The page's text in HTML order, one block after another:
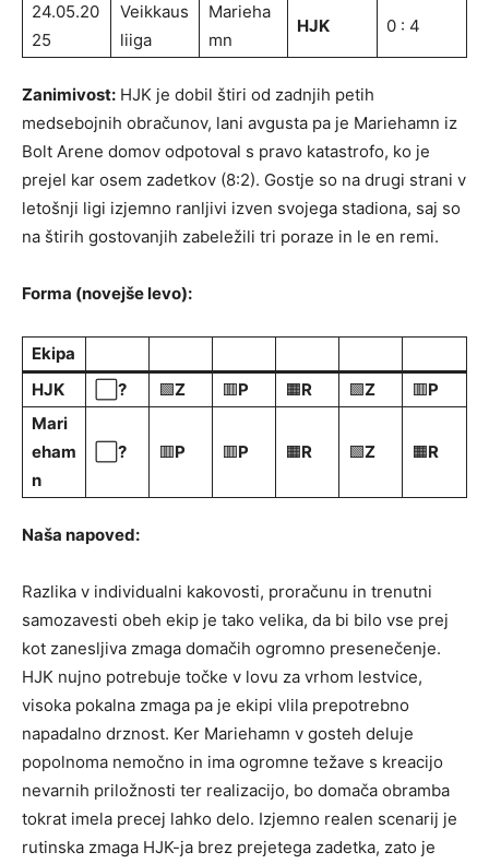
24.05.20
25
Veikkaus
liiga
Marieha
mn
HJK 0 : 4
Zanimivost: HJK je dobil štiri od zadnjih petih
medsebojnih obračunov, lani avgusta pa je Mariehamn iz
Bolt Arene domov odpotoval s pravo katastrofo, ko je
prejel kar osem zadetkov (8:2). Gostje so na drugi strani v
letošnji ligi izjemno ranljivi izven svojega stadiona, saj so
na štirih gostovanjih zabeležili tri poraze in le en remi.
Forma (novejše levo):
Ekipa
HJK
? 🟩Z 🟥P 🟧R 🟩Z 🟥P
Mari
eham
n
? 🟥P 🟥P 🟧R 🟩Z 🟧R
Naša napoved:
Razlika v individualni kakovosti, proračunu in trenutni
samozavesti obeh ekip je tako velika, da bi bilo vse prej
kot zanesljiva zmaga domačih ogromno presenečenje.
HJK nujno potrebuje točke v lovu za vrhom lestvice,
visoka pokalna zmaga pa je ekipi vlila prepotrebno
napadalno drznost. Ker Mariehamn v gosteh deluje
popolnoma nemočno in ima ogromne težave s kreacijo
nevarnih priložnosti ter realizacijo, bo domača obramba
tokrat imela precej lahko delo. Izjemno realen scenarij je
rutinska zmaga HJK-ja brez prejetega zadetka, zato je